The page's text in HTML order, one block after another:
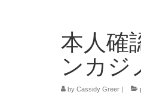
本人確
ンカジ
by Cassidy Greer |